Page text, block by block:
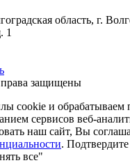
область, г.
1
защищены
сookie и обрабатываем
сервисов веб-
наш сайт, Вы
.
все"